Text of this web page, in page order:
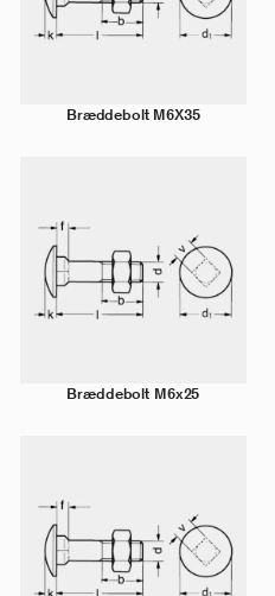
Bræddebolt M6X35
Bræddebolt M6x25